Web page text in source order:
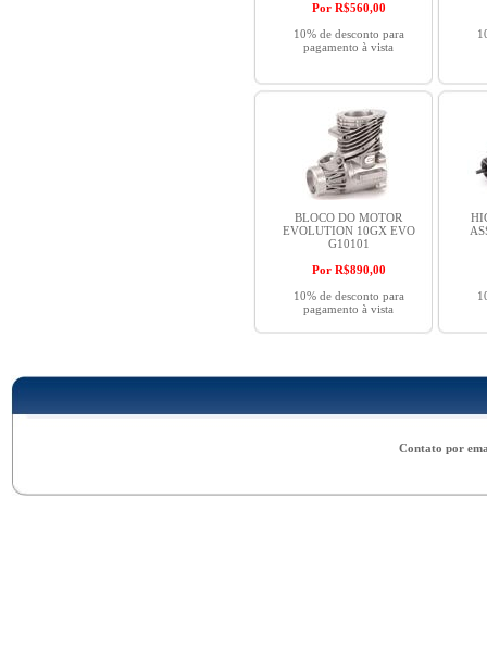
Por R$560,00
10% de desconto para
pagamento à vista
BLOCO DO MOTOR
EVOLUTION 10GX EVO
G10101
Por R$890,00
10% de desconto para
pagamento à vista
Contato por